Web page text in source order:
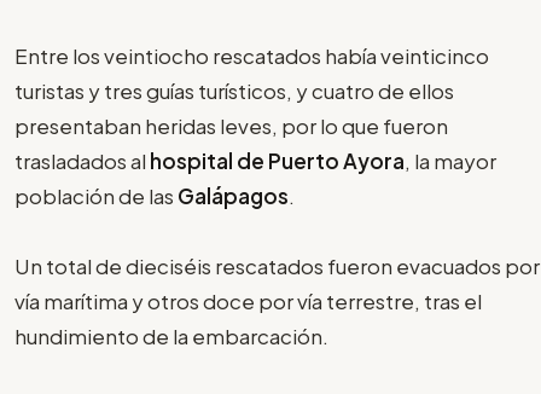
Entre los veintiocho rescatados había veinticinco
turistas y tres guías turísticos, y cuatro de ellos
presentaban heridas leves, por lo que fueron
trasladados al hospital de Puerto Ayora, la mayor
población de las Galápagos.
Un total de dieciséis rescatados fueron evacuados por
vía marítima y otros doce por vía terrestre, tras el
hundimiento de la embarcación.